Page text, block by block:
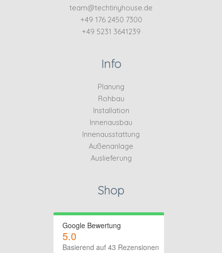
team@techtinyhouse.de
+49 176 2450 7300
+49 5231 3641239
Info
Planung
Rohbau
Installation
Innenausbau
Innenausstattung
Außenanlage
Auslieferung
Shop
Google Bewertung
5.0
Basierend auf 43 Rezensionen